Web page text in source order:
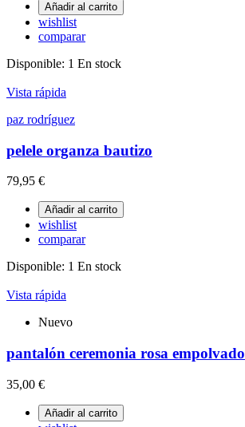
Añadir al carrito
wishlist
comparar
Disponible: 1 En stock
Vista rápida
paz rodríguez
pelele organza bautizo
79,95 €
Añadir al carrito
wishlist
comparar
Disponible: 1 En stock
Vista rápida
Nuevo
pantalón ceremonia rosa empolvado
35,00 €
Añadir al carrito